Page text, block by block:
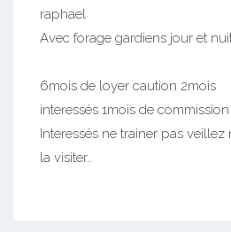
raphael
Avec forage gardiens jour et
6mois de loyer caution 2mois
interessés 1mois de commission
Interessés ne trainer pas
la visiter..